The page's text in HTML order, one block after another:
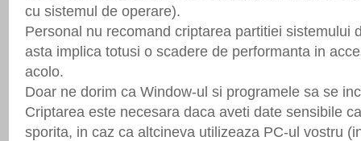
cu sistemul de operare).
Personal nu recomand criptarea partitiei sistemului
asta implica totusi o scadere de performanta in
acolo.
Doar ne dorim ca Window-ul si programele sa se
Criptarea este necesara daca aveti date sensibile
sporita, in caz ca altcineva utilizeaza PC-ul vostru